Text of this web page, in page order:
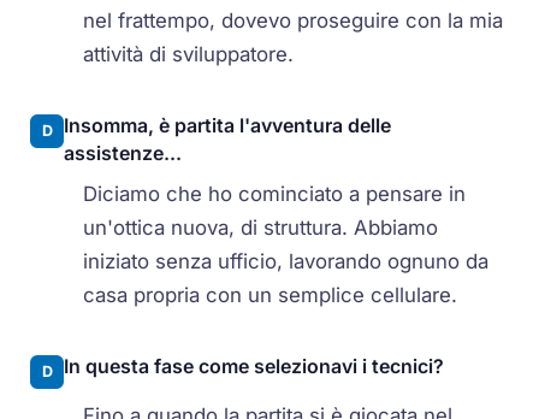
nel frattempo, dovevo proseguire con la mia
attività di sviluppatore.
D
Insomma, è partita l'avventura delle
assistenze...
Diciamo che ho cominciato a pensare in
un'ottica nuova, di struttura. Abbiamo
iniziato senza ufficio, lavorando ognuno da
casa propria con un semplice cellulare.
D In questa fase come selezionavi i tecnici?